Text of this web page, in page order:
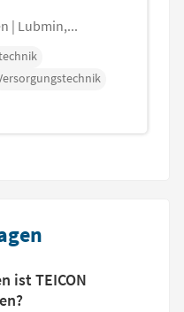
| Lubmin,...
ist TEICON